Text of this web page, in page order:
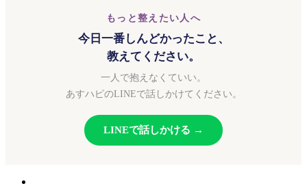
もっと整えたい人へ
今日一番しんどかったこと、
教えてください。
一人で抱えなくていい。
あすハピのLINEで話しかけてください。
LINEで話しかける →